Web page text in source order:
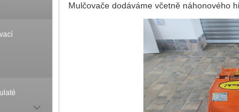
Mulčovače dodáváme včetně náhonového